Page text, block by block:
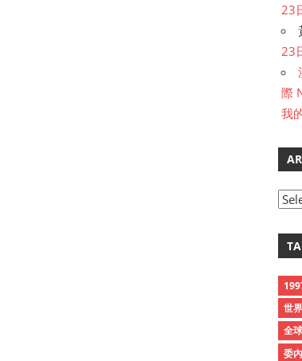
23
23
際
我
A
h
v
e
s
世
全
委